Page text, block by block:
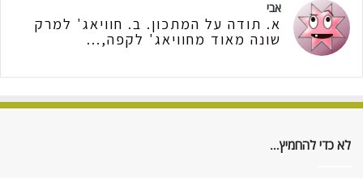
אבי
א. תודה על המתכון. ב. חוויאג' למרק
שונה מאוד מחוויאג' לקפה,...
לא כדי להחמיץ…